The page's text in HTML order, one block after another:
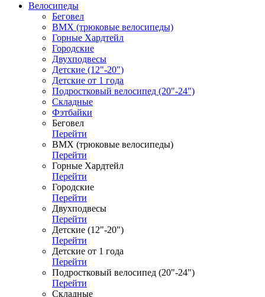
Велосипеды
Беговел
ВМХ (трюковые велосипеды)
Горные Хардтейл
Городские
Двухподвесы
Детские (12"-20")
Детские от 1 года
Подростковый велосипед (20"-24")
Складные
Фэтбайки
Беговел
Перейти
ВМХ (трюковые велосипеды)
Перейти
Горные Хардтейл
Перейти
Городские
Перейти
Двухподвесы
Перейти
Детские (12"-20")
Перейти
Детские от 1 года
Перейти
Подростковый велосипед (20"-24")
Перейти
Складные